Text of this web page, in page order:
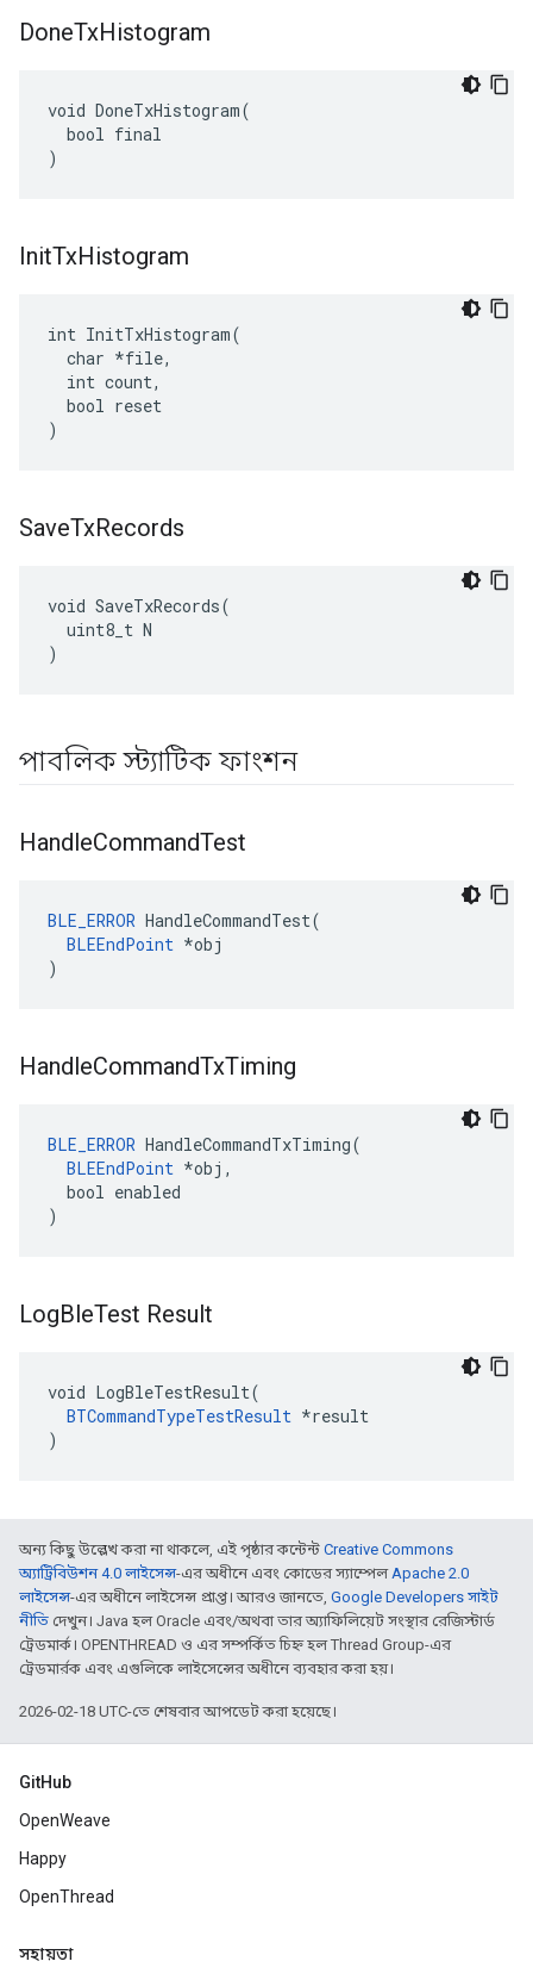
DoneTxHistogram
void DoneTxHistogram(
  bool final
)
InitTxHistogram
int InitTxHistogram(
  char *file,
  int count,
  bool reset
)
SaveTxRecords
void SaveTxRecords(
  uint8_t N
)
পাবলিক স্ট্যাটিক ফাংশন
HandleCommandTest
BLE_ERROR HandleCommandTest(
BLEEndPoint *obj
)
HandleCommandTxTiming
BLE_ERROR HandleCommandTxTiming(
BLEEndPoint *obj,
  bool enabled
)
LogBleTest Result
void LogBleTestResult(
BTCommandTypeTestResult *result
)
অন্য কিছু উল্লেখ করা না থাকলে, এই পৃষ্ঠার কন্টেন্ট Creative Commons
অ্যাট্রিবিউশন 4.0 লাইসেন্স-এর অধীনে এবং কোডের স্যাম্পেলApache 2.0
লাইসেন্স-এর অধীনে লাইসেন্স প্রাপ্ত। আরও জানতে, Google Developers সাইট
নীতি দেখুন। Java হল Oracle এবং/অথবা তার অ্যাফিলিয়েট সংস্থার রেজিস্টার্ড
ট্রেডমার্ক। OPENTHREAD ও এর সম্পর্কিত চিহ্ন হল Thread Group-এর
ট্রেডমার্রক এবং এগুলিকে লাইসেন্সের অধীনে ব্যবহার করা হয়।
2026-02-18 UTC-তে শেষবার আপডেট করা হয়েছে।
GitHub
OpenWeave
Happy
OpenThread
সহায়তা